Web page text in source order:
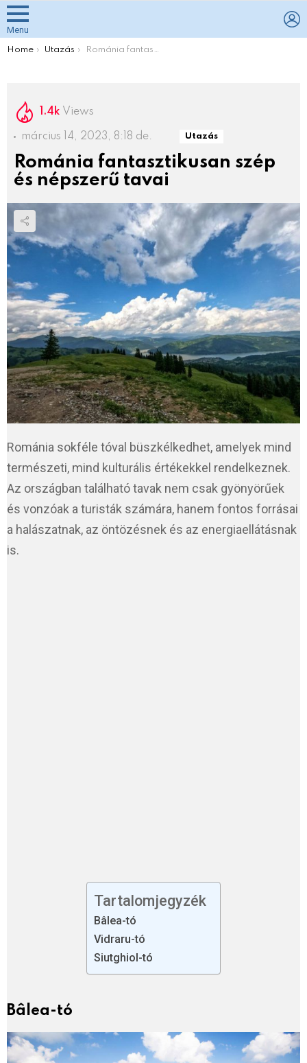
Menu
You are here:
Home Utazás Románia fantasztikusan szép és népszerű tavai
1.4k Views
március 14, 2023, 8:18 de. Utazás
Románia fantasztikusan szép
és népszerű tavai
Románia sokféle tóval büszkélkedhet, amelyek mind
természeti, mind kulturális értékekkel rendelkeznek.
Az országban található tavak nem csak gyönyörűek
és vonzóak a turisták számára, hanem fontos forrásai
a halászatnak, az öntözésnek és az energiaellátásnak
is.
Tartalomjegyzék
Bâlea-tó
Vidraru-tó
Siutghiol-tó
Bâlea-tó